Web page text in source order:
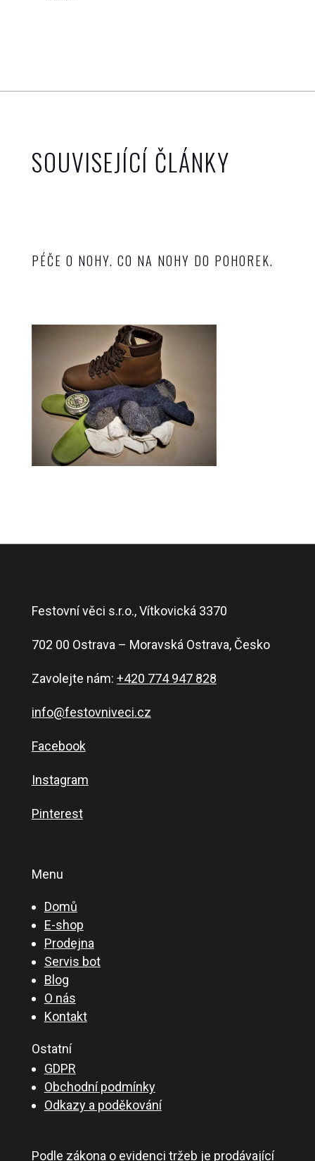
SOUVISEJÍCÍ ČLÁNKY
PÉČE O NOHY. CO NA NOHY DO POHOREK.
Festovní věci s.r.o., Vítkovická 3370
702 00 Ostrava – Moravská Ostrava, Česko
Zavolejte nám: +420 774 947 828
info@festovniveci.cz
Facebook
Instagram
Pinterest
Menu
Domů
E-shop
Prodejna
Servis bot
Blog
O nás
Kontakt
Ostatní
GDPR
Obchodní podmínky
Odkazy a poděkování
Podle zákona o evidenci tržeb je prodávající